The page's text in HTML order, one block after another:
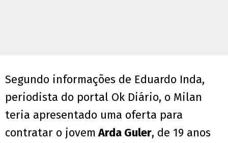
Segundo informações de Eduardo Inda,
periodista do portal Ok Diário, o Milan
teria apresentado uma oferta para
contratar o jovemArda Guler, de 19 anos